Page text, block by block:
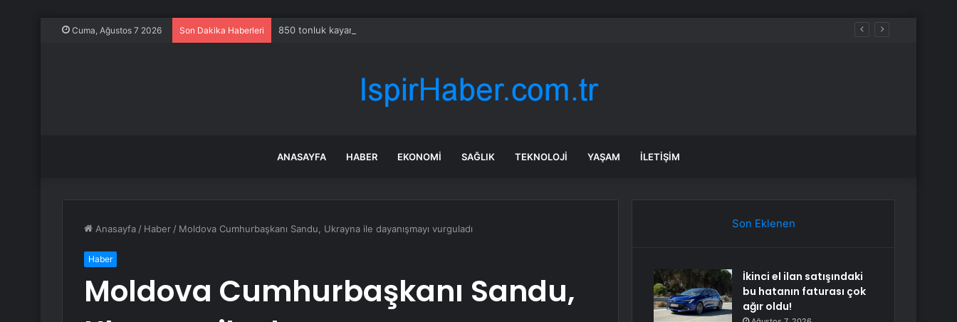
Cuma, Ağustos 7 2026 Son Dakika Haberleri 850 tonluk kayanın altına üç odalı ev inşa etti
ANASAYFA HABER EKONOMI SAĞLIK TEKNOLOJI YAŞAM İLETIŞIM
Anasayfa / Haber / Moldova Cumhurbaşkanı Sandu, Ukrayna ile dayanışmayı vurguladı
Haber
Moldova Cumhurbaşkanı Sandu,
Son Eklenen
İkinci el ilan satışındaki
bu hatanın faturası çok
ağır oldu!